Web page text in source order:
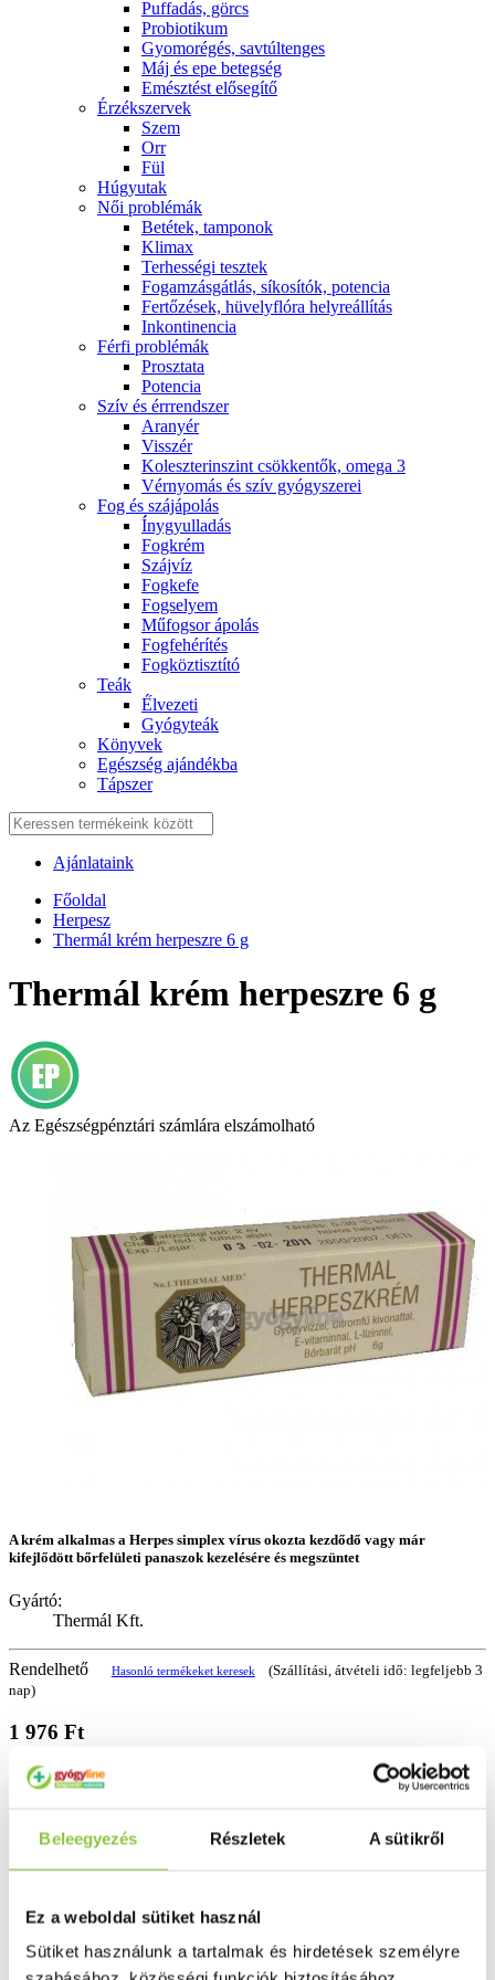
Beleegyezés Részletek A sütikről
Ez a weboldal sütiket használ
Sütiket használunk a tartalmak és hirdetések személyre
Puffadás, görcs
Probiotikum
Gyomorégés, savtúltenges
Máj és epe betegség
Emésztést elősegítő
Érzékszervek
Szem
Orr
Fül
Húgyutak
Női problémák
Betétek, tamponok
Klimax
Terhességi tesztek
Fogamzásgátlás, síkosítók, potencia
Fertőzések, hüvelyflóra helyreállítás
Inkontinencia
Férfi problémák
Prosztata
Potencia
Szív és érrrendszer
Aranyér
Visszér
Koleszterinszint csökkentők, omega 3
Vérnyomás és szív gyógyszerei
Fog és szájápolás
Í́nygyulladás
Fogkrém
Szájvíz
Fogkefe
Fogselyem
Műfogsor ápolás
Fogfehérítés
Fogköztisztító
Teák
É́lvezeti
Gyógyteák
Könyvek
Egészség ajándékba
Tápszer
Ajánlataink
Főoldal
Herpesz
Thermál krém herpeszre 6 g
Thermál krém herpeszre 6 g
Az Egészségpénztári számlára elszámolható
A krém alkalmas a Herpes simplex vírus okozta kezdődő vagy már
kifejlődött bőrfelületi panaszok kezelésére és megszüntet
Gyártó:
Thermál Kft.
Rendelhető Hasonló termékeket keresek
(Szállítási, átvételi idő: legfeljebb 3
nap)
1 976 Ft
329 Ft/gramm
Részletes leírás